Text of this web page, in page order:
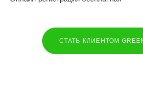
СТАТЬ КЛИЕНТОМ